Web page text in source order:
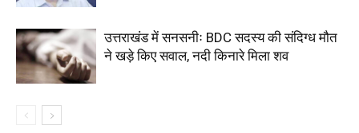
उत्तराखंड में सनसनीः BDC सदस्य की संदिग्ध मौत
ने खड़े किए सवाल, नदी किनारे मिला शव